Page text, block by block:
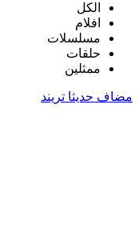
الكل
افلام
مسلسلات
حلقات
ممثلين
مضاف حديثا تريند